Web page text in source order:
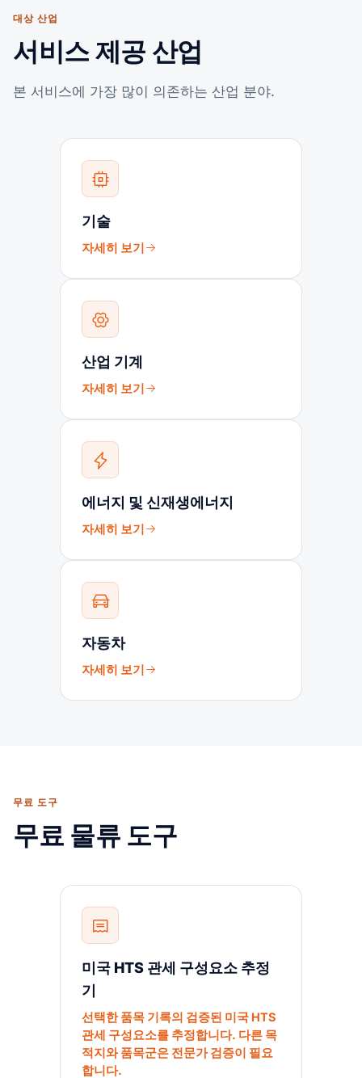
대상 산업
서비스 제공 산업
본 서비스에 가장 많이 의존하는 산업 분야.
기술
자세히 보기
산업 기계
자세히 보기
에너지 및 신재생에너지
자세히 보기
자동차
자세히 보기
무료 도구
무료 물류 도구
미국 HTS 관세 구성요소 추정
기
선택한 품목 기록의 검증된 미국 HTS
관세 구성요소를 추정합니다. 다른 목
적지와 품목군은 전문가 검증이 필요
합니다.